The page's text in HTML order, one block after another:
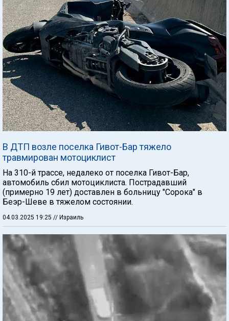
В ДТП возле поселка Гивот-Бар тяжело
травмирован мотоциклист
На 310-й трассе, недалеко от поселка Гивот-Бар,
автомобиль сбил мотоциклиста. Пострадавший
(примерно 19 лет) доставлен в больницу "Сорока" в
Беэр-Шеве в тяжелом состоянии.
04.03.2025 19:25 // Израиль